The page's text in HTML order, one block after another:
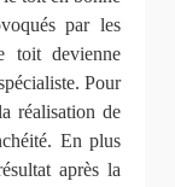
par les
toit devienne
Pour
réalisation de
En plus
après la